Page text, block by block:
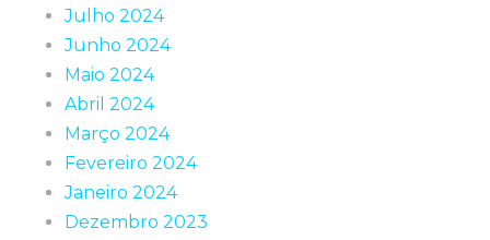
Julho 2024
Junho 2024
Maio 2024
Abril 2024
Março 2024
Fevereiro 2024
Janeiro 2024
Dezembro 2023